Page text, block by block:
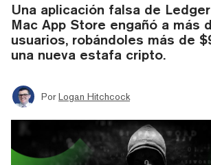
Una aplicación falsa de
Mac App Store engañó a más
usuarios, robándoles más de
una nueva estafa cripto.
Por Logan Hitchcock